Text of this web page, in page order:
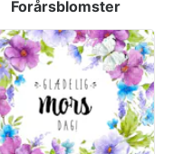
Forårsblomster